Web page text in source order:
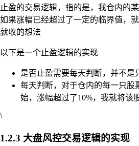
止盈的交易逻辑，指的是，我仓内的
如果涨幅已经超过了一定的临界值，
就收的想法
以下是一个止盈逻辑的实现
是否止盈需要每天判断，并不是
每天判断，对于仓内的每一只股
始，涨幅超过了10%，我就将该
\
1.2.3 大盘风控交易逻辑的实现